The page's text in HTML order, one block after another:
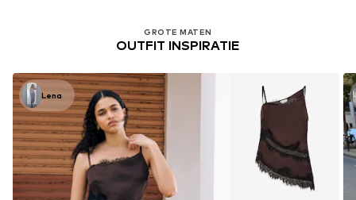
GROTE MATEN
OUTFIT INSPIRATIE
Lena